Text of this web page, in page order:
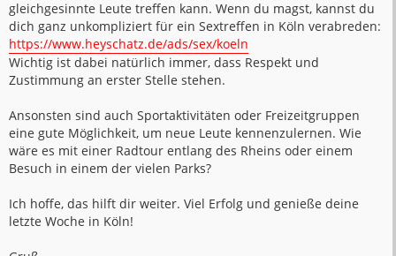
gleichgesinnte Leute treffen kann. Wenn du magst, kannst du
dich ganz unkompliziert für ein Sextreffen in Köln verabreden:
https://www.heyschatz.de/ads/sex/koeln
Wichtig ist dabei natürlich immer, dass Respekt und
Zustimmung an erster Stelle stehen.
Ansonsten sind auch Sportaktivitäten oder Freizeitgruppen
eine gute Möglichkeit, um neue Leute kennenzulernen. Wie
wäre es mit einer Radtour entlang des Rheins oder einem
Besuch in einem der vielen Parks?
Ich hoffe, das hilft dir weiter. Viel Erfolg und genieße deine
letzte Woche in Köln!